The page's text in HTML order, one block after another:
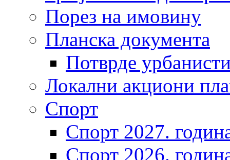
Порез на имовину
Планска документа
Потврде
Локални акциони
Спорт
Спорт 2027.
Спорт 2026.